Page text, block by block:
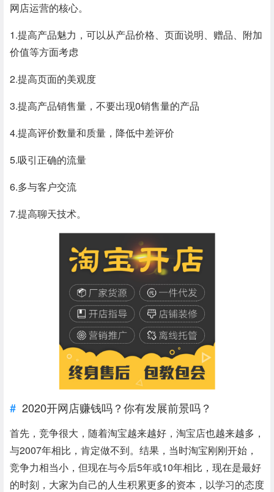
网店运营的核心。
1.提高产品魅力，可以从产品价格、页面说明、赠品、附加
价值等方面考虑
2.提高页面的美观度
3.提高产品销售量，不要出现0销售量的产品
4.提高评价数量和质量，降低中差评价
5.吸引正确的流量
6.多与客户交流
7.提高聊天技术。
2020开网店赚钱吗？你有发展前景吗？
首先，竞争很大，随着淘宝越来越好，淘宝店也越来越多，
与2007年相比，肯定做不到。结果，当时淘宝刚刚开始，
竞争力相当小，但现在与今后5年或10年相比，现在是最好
的时刻，大家为自己的人生积累更多的资本，以学习的态度